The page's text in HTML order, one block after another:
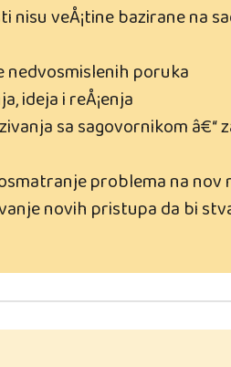
nisu veÅ¡tine bazirane na
nedvosmislenih poruka
ideja i reÅ¡enja
sa sagovornikom
problema na nov
novih pristupa da bi